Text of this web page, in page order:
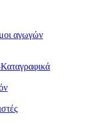
αγωγών